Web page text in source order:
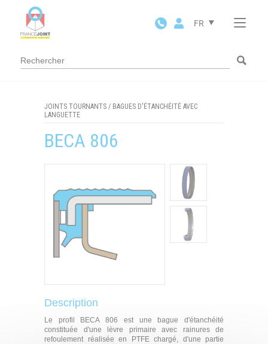
FR
JOINTS TOURNANTS / BAGUES D'ÉTANCHÉITÉ AVEC
LANGUETTE
BECA 806
Description
Le profil BECA 806 est une bague d'étanchéité
constituée d'une lèvre primaire avec rainures de
refoulement réalisée en PTFE chargé, d'une partie